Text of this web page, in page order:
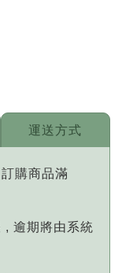
購商品滿
, 逾期將由系統
運送方式